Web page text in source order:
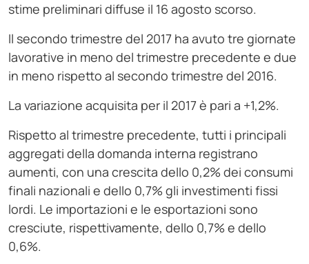
stime preliminari diffuse il 16 agosto scorso.
Il secondo trimestre del 2017 ha avuto tre giornate
lavorative in meno del trimestre precedente e due
in meno rispetto al secondo trimestre del 2016.
La variazione acquisita per il 2017 è pari a +1,2%.
Rispetto al trimestre precedente, tutti i principali
aggregati della domanda interna registrano
aumenti, con una crescita dello 0,2% dei consumi
finali nazionali e dello 0,7% gli investimenti fissi
lordi. Le importazioni e le esportazioni sono
cresciute, rispettivamente, dello 0,7% e dello
0,6%.